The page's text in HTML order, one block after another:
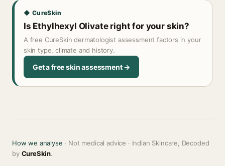
◆ CureSkin
Is Ethylhexyl Olivate right for your skin?
A free CureSkin dermatologist assessment factors in your
skin type, climate and history.
Get a free skin assessment →
How we analyse · Not medical advice · Indian Skincare, Decoded
by CureSkin.